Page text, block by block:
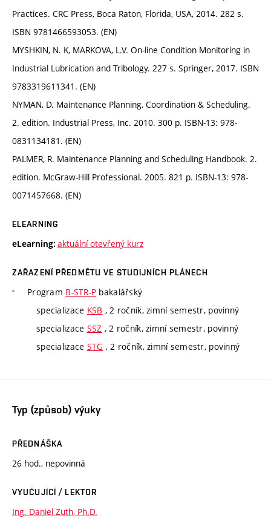
Practices. CRC Press, Boca Raton, Florida, USA, 2014. 282 s.
ISBN 9781466593053. (EN)
MYSHKIN, N. K, MARKOVA, L.V. On-line Condition Monitoring in
Industrial Lubrication and Tribology. 227 s. Springer, 2017. ISBN
9783319611341. (EN)
NYMAN, D. Maintenance Planning, Coordination & Scheduling.
2. edition. Industrial Press, Inc. 2010. 300 p. ISBN-13: 978-
0831134181. (EN)
PALMER, R. Maintenance Planning and Scheduling Handbook. 2.
edition. McGraw-Hill Professional. 2005. 821 p. ISBN-13: 978-
0071457668. (EN)
ELEARNING
eLearning: aktuální otevřený kurz
ZAŘAZENÍ PŘEDMĚTU VE STUDIJNÍCH PLÁNECH
Program B-STR-P bakalářský
specializace KSB , 2 ročník, zimní semestr, povinný
specializace SSZ , 2 ročník, zimní semestr, povinný
specializace STG , 2 ročník, zimní semestr, povinný
Typ (způsob) výuky
PŘEDNÁŠKA
26 hod., nepovinná
VYUČUJÍCÍ / LEKTOR
Ing. Daniel Zuth, Ph.D.